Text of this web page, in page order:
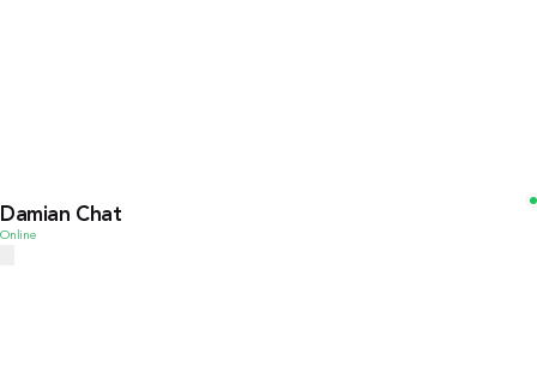
Damian Chat
Online